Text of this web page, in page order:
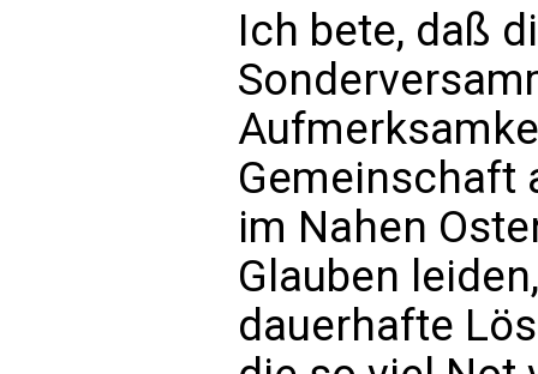
Ich bete, daß
Gemeinschaft
im Nahen
Glauben
dauerhafte